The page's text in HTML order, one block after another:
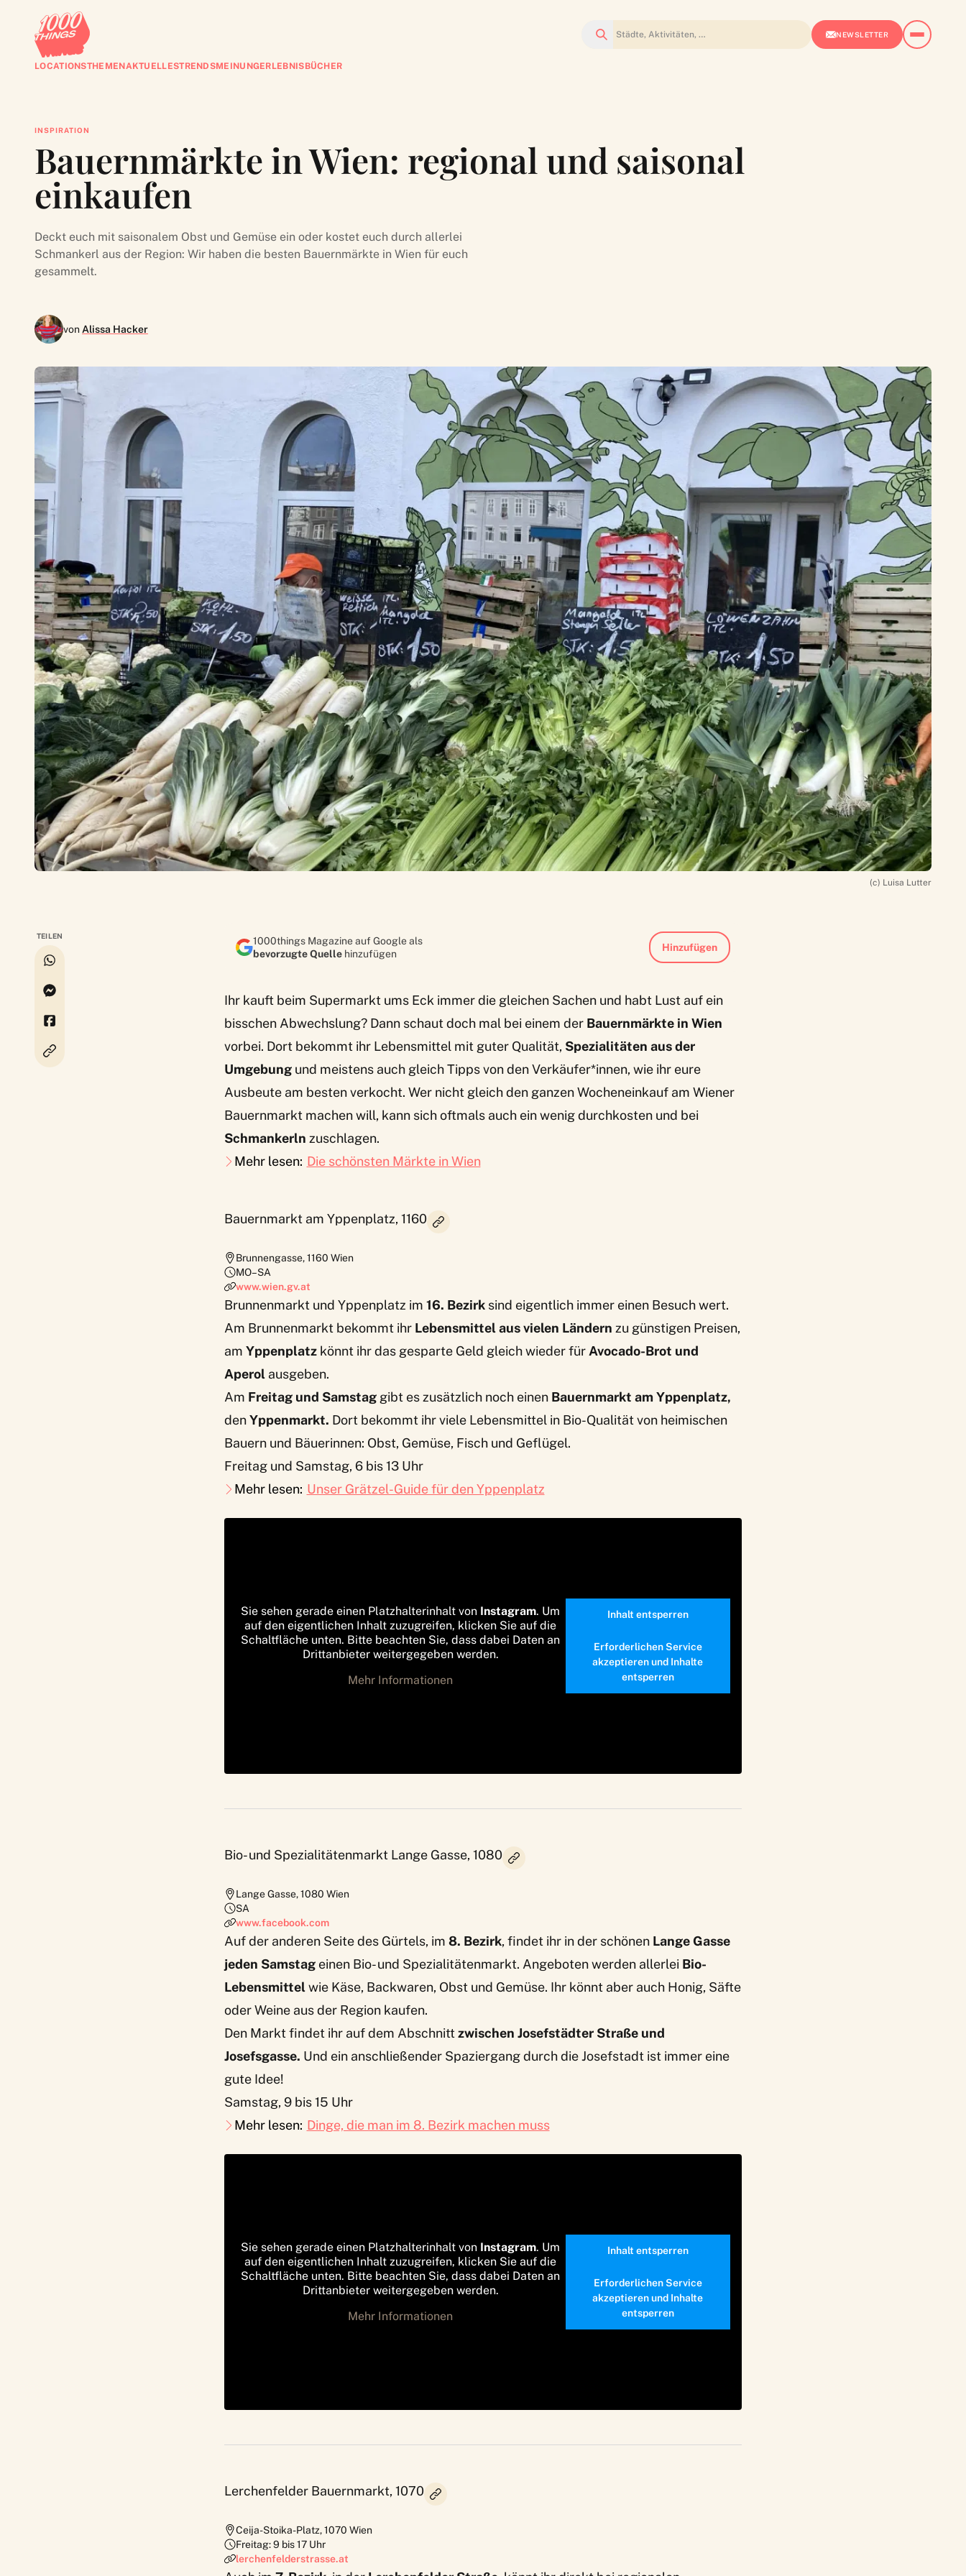
Suchen NEWSLETTER
LOCATIONSTHEMENAKTUELLESTRENDSMEINUNGERLEBNISBÜCHER
INSPIRATION
Bauernmärkte in Wien: regional und saisonal
einkaufen
Deckt euch mit saisonalem Obst und Gemüse ein oder kostet euch durch allerlei
Schmankerl aus der Region: Wir haben die besten Bauernmärkte in Wien für euch
gesammelt.
von Alissa Hacker
(c) Luisa Lutter
TEILEN
1000things Magazine auf Google als
bevorzugte Quelle hinzufügen
Hinzufügen
Ihr kauft beim Supermarkt ums Eck immer die gleichen Sachen und habt Lust auf ein
bisschen Abwechslung? Dann schaut doch mal bei einem der Bauernmärkte in Wien
vorbei. Dort bekommt ihr Lebensmittel mit guter Qualität, Spezialitäten aus der
Umgebung und meistens auch gleich Tipps von den Verkäufer*innen, wie ihr eure
Ausbeute am besten verkocht. Wer nicht gleich den ganzen Wocheneinkauf am Wiener
Bauernmarkt machen will, kann sich oftmals auch ein wenig durchkosten und bei
Schmankerln zuschlagen.
Mehr lesen: Die schönsten Märkte in Wien
Bauernmarkt am Yppenplatz, 1160
Brunnengasse,1160 Wien
MO–SA
www.wien.gv.at
Brunnenmarkt und Yppenplatz im 16. Bezirk sind eigentlich immer einen Besuch wert.
Am Brunnenmarkt bekommt ihr Lebensmittel aus vielen Ländern zu günstigen Preisen,
am Yppenplatz könnt ihr das gesparte Geld gleich wieder für Avocado-Brot und
Aperol ausgeben.
Am Freitag und Samstag gibt es zusätzlich noch einen Bauernmarkt am Yppenplatz,
denYppenmarkt. Dort bekommt ihr viele Lebensmittel in Bio-Qualität von heimischen
Bauern und Bäuerinnen: Obst, Gemüse, Fisch und Geflügel.
Freitag und Samstag, 6 bis 13 Uhr
Mehr lesen: Unser Grätzel-Guide für den Yppenplatz
Sie sehen gerade einen Platzhalterinhalt von Instagram. Um
auf den eigentlichen Inhalt zuzugreifen, klicken Sie auf die
Schaltfläche unten. Bitte beachten Sie, dass dabei Daten an
Drittanbieter weitergegeben werden.
Mehr Informationen
Inhalt entsperren
Erforderlichen Service
akzeptieren und Inhalte
entsperren
Bio- und Spezialitätenmarkt Lange Gasse, 1080
Lange Gasse,1080 Wien
SA
www.facebook.com
Auf der anderen Seite des Gürtels, im 8. Bezirk, findet ihr in der schönen Lange Gasse
jeden Samstag einen Bio- und Spezialitätenmarkt. Angeboten werden allerlei Bio-
Lebensmittelwie Käse, Backwaren, Obst und Gemüse. Ihr könnt aber auch Honig, Säfte
oder Weine aus der Region kaufen.
Den Markt findet ihr auf dem Abschnitt zwischen Josefstädter Straße und
Josefsgasse. Und ein anschließender Spaziergang durch die Josefstadt ist immer eine
gute Idee!
Samstag, 9 bis 15 Uhr
Mehr lesen: Dinge, die man im 8. Bezirk machen muss
Sie sehen gerade einen Platzhalterinhalt von Instagram. Um
auf den eigentlichen Inhalt zuzugreifen, klicken Sie auf die
Schaltfläche unten. Bitte beachten Sie, dass dabei Daten an
Drittanbieter weitergegeben werden.
Mehr Informationen
Inhalt entsperren
Erforderlichen Service
akzeptieren und Inhalte
entsperren
Lerchenfelder Bauernmarkt, 1070
Ceija-Stoika-Platz,1070 Wien
Freitag: 9 bis 17 Uhr
lerchenfelderstrasse.at